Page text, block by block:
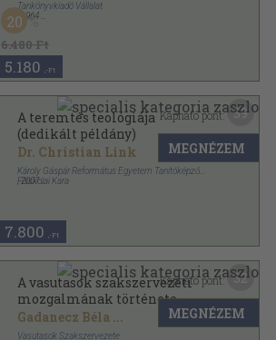
Tankönyvkiadó Vállalat
, 1964
Tűzött kötés
6.480 Ft
20
5.180 ,-Ft
A teremtés teológiája
(dedikált példány)
Dr. Christian Link
Károly Gáspár Református Egyetem Tanítóképző
Főiskolai Kara
,2007
7.800 ,-Ft
Kapható pont: 39
MEGNÉZEM
A vasutasok szakszervezeti
mozgalmának története
(dedikált példány)
Gadanecz Béla ...
Vasutasok Szakszervezete
Kapható pont: 32
MEGNÉZEM